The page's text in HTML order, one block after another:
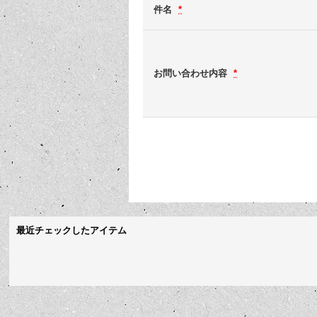
件名 *
お問い合わせ内容 *
最近チェックしたアイテム